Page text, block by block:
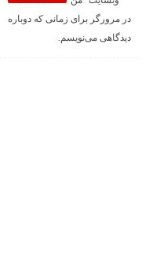
در مرورگر برای زمانی که دوباره
دیدگاهی می‌نویسم.